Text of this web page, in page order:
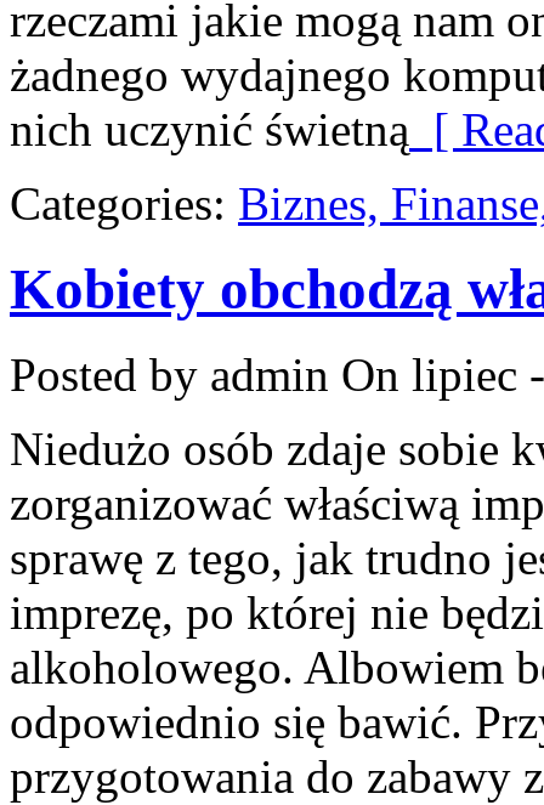
rzeczami jakie mogą nam
żadnego wydajnego
nich uczynić świetną [
Categories: Biznes,
Kobiety obchodzą
Posted by admin On lipiec
Niedużo osób zdaje sobie
zorganizować właściwą
sprawę z tego, jak trudno
imprezę, po której nie
alkoholowego. Albowiem
odpowiednio się bawić.
przygotowania do zabawy